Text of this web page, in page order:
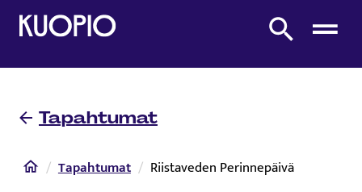
Etusivulle
Etsi sivustolta
Tapahtumat
Etusivu
Tapahtumat Riistaveden Perinnepäivä